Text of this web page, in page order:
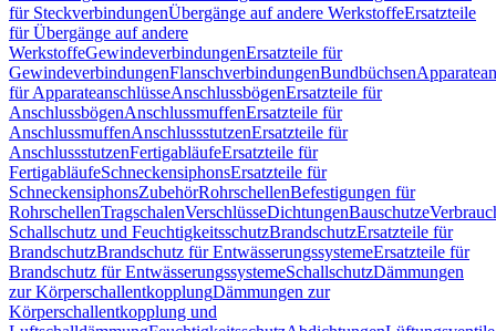
für SteckverbindungenÜbergänge auf andere WerkstoffeErsatzteile
für Übergänge auf andere
WerkstoffeGewindeverbindungenErsatzteile für
GewindeverbindungenFlanschverbindungenBundbüchsen
für ApparateanschlüsseAnschlussbögenErsatzteile für
AnschlussbögenAnschlussmuffenErsatzteile für
AnschlussmuffenAnschlussstutzenErsatzteile für
AnschlussstutzenFertigabläufeErsatzteile für
FertigabläufeSchneckensiphonsErsatzteile für
SchneckensiphonsZubehörRohrschellenBefestigungen für
RohrschellenTragschalenVerschlüsseDichtungenBauschutze
Schallschutz und FeuchtigkeitsschutzBrandschutzErsatzteile für
BrandschutzBrandschutz für EntwässerungssystemeErsatzteile für
Brandschutz für EntwässerungssystemeSchallschutzDämmungen
zur KörperschallentkopplungDämmungen zur
Körperschallentkopplung und